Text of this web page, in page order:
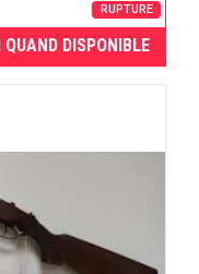
RUPTURE
QUAND DISPONIBLE